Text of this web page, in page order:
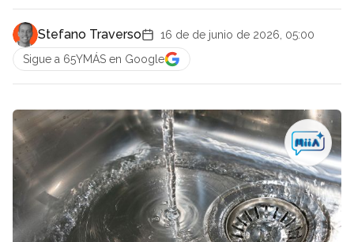
Stefano Traverso
16 de de junio de 2026, 05:00
Sigue a 65YMÁS en Google